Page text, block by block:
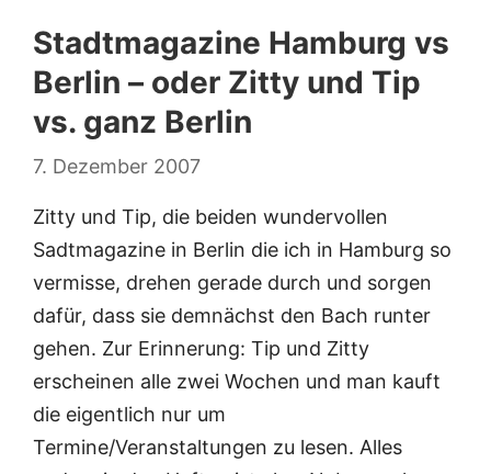
Stadtmagazine Hamburg vs
Berlin – oder Zitty und Tip
vs. ganz Berlin
7. Dezember 2007
Zitty und Tip, die beiden wundervollen
Sadtmagazine in Berlin die ich in Hamburg so
vermisse, drehen gerade durch und sorgen
dafür, dass sie demnächst den Bach runter
gehen. Zur Erinnerung: Tip und Zitty
erscheinen alle zwei Wochen und man kauft
die eigentlich nur um
Termine/Veranstaltungen zu lesen. Alles